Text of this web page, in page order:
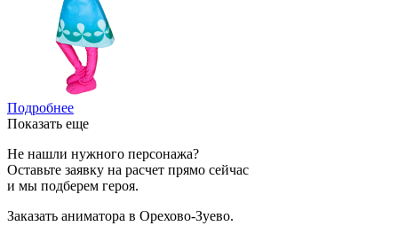
Подробнее
Показать еще
Не нашли нужного персонажа?
Оставьте заявку на расчет прямо сейчас
и мы подберем героя.
Заказать аниматора в Орехово-Зуево.